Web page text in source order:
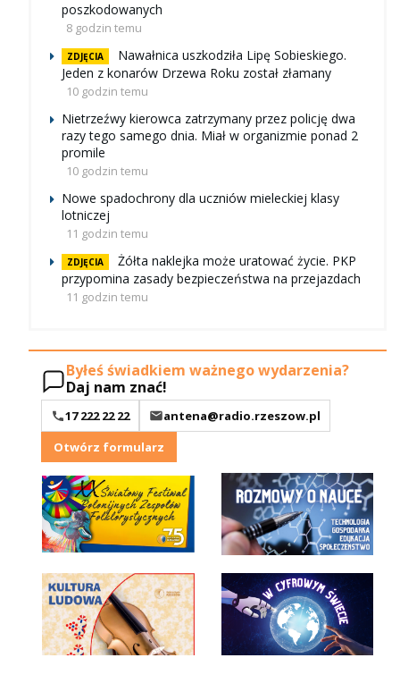
poszkodowanych
8 godzin temu
ZDJĘCIA
Nawałnica uszkodziła Lipę Sobieskiego.
Jeden z konarów Drzewa Roku został złamany
10 godzin temu
Nietrzeźwy kierowca zatrzymany przez policję dwa
razy tego samego dnia. Miał w organizmie ponad 2
promile
10 godzin temu
Nowe spadochrony dla uczniów mieleckiej klasy
lotniczej
11 godzin temu
ZDJĘCIA
Żółta naklejka może uratować życie. PKP
przypomina zasady bezpieczeństwa na przejazdach
11 godzin temu
Byłeś świadkiem ważnego wydarzenia?
Daj nam znać!
17 222 22 22
antena@radio.rzeszow.pl
Otwórz formularz